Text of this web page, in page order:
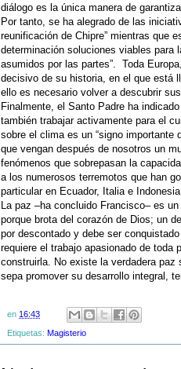
diálogo es la única manera de
Por tanto, se ha alegrado de las
reunificación de Chipre” mientras que
determinación soluciones viables para
asumidos por las partes”. Toda
decisivo de su historia, en el que está
ello es necesario volver a descubrir
Finalmente, el Santo Padre ha
también trabajar activamente para el
sobre el clima es un “signo importante
que vengan después de nosotros un
fenómenos que sobrepasan la
a los numerosos terremotos que han
particular en Ecuador, Italia e Indonesia.
La paz –ha concluido Francisco– es
porque brota del corazón de Dios; un
por descontado y debe ser
requiere el trabajo apasionado de toda
construirla. No existe la verdadera
sepa promover su desarrollo integral,
en 16:43
Etiquetas: Magisterio